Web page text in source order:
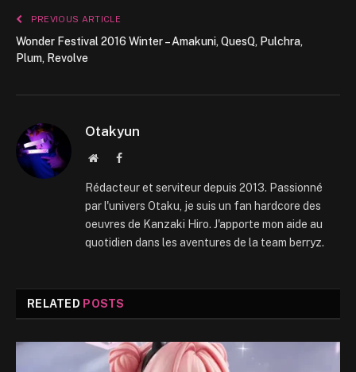
PREVIOUS ARTICLE
Wonder Festival 2016 Winter – Amakuni, QuesQ, Pulchra,
Plum, Revolve
Otakyun
WebsiteFacebook
Rédacteur et serviteur depuis 2013. Passionné
par l'univers Otaku, je suis un fan hardcore des
oeuvres de Kanzaki Hiro. J'apporte mon aide au
quotidien dans les aventures de la team berryz.
RELATED POSTS